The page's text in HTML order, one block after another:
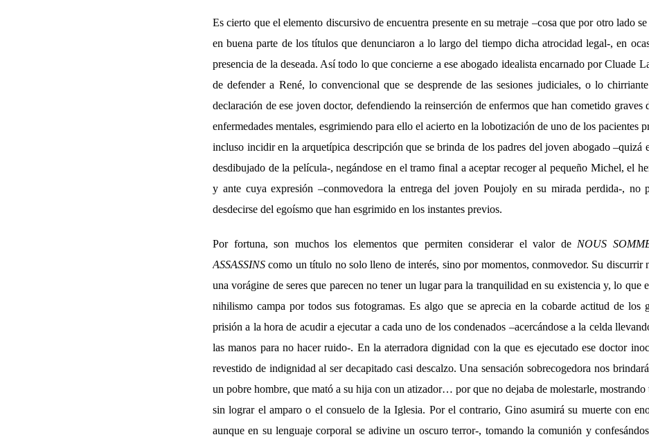
Es cierto que el elemento discursivo de encuentra presente en su metraje –cosa que por otro lado
en buena parte de los títulos que denunciaron a lo largo del tiempo dicha atrocidad legal-, en
presencia de la deseada. Así todo lo que concierne a ese abogado idealista encarnado por Cluade
de defender a René, lo convencional que se desprende de las sesiones judiciales, o lo
declaración de ese joven doctor, defendiendo la reinserción de enfermos que han cometido graves
enfermedades mentales, esgrimiendo para ello el acierto en la lobotización de uno de los pacientes
incluso incidir en la arquetípica descripción que se brinda de los padres del joven abogado –quizá
desdibujado de la película-, negándose en el tramo final a aceptar recoger al pequeño Michel, el
y ante cuya expresión –conmovedora la entrega del joven Poujoly en su mirada perdida-, no
desdecirse del egoísmo que han esgrimido en los instantes previos.
Por fortuna, son muchos los elementos que permiten considerar el valor de NOUS
ASSASSINS como un título no solo lleno de interés, sino por momentos, conmovedor. Su discurrir
una vorágine de seres que parecen no tener un lugar para la tranquilidad en su existencia y, lo que
nihilismo campa por todos sus fotogramas. Es algo que se aprecia en la cobarde actitud de los
prisión a la hora de acudir a ejecutar a cada uno de los condenados –acercándose a la celda
las manos para no hacer ruido-. En la aterradora dignidad con la que es ejecutado ese doctor
revestido de indignidad al ser decapitado casi descalzo. Una sensación sobrecogedora nos
un pobre hombre, que mató a su hija con un atizador… por que no dejaba de molestarle,
sin lograr el amparo o el consuelo de la Iglesia. Por el contrario, Gino asumirá su muerte con
aunque en su lenguaje corporal se adivine un oscuro terror-, tomando la comunión y